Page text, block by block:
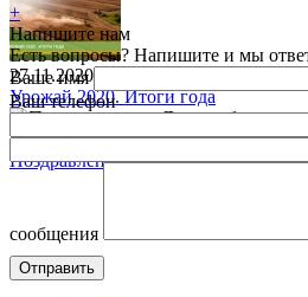
27.11.2020
Урожай 2020. Итоги года
15.11.2020
Поздравления с Днем работника
+
Напишите нам
Есть вопросы? Напишите и мы
Ваше имя
Ваш телефон
сообщения